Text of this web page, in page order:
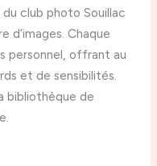
club photo Souillac
d’images. Chaque
personnel, offrant au
et de sensibilités.
bibliothèque de